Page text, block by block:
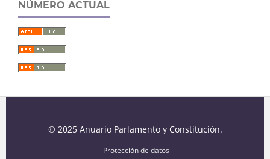
NÚMERO ACTUAL
© 2025 Anuario Parlamento y Constitución.
Protección de datos